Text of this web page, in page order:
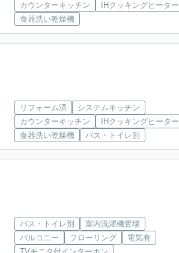
カウンターキッチン
IHクッキングヒーター
食器洗い乾燥機
リフォーム済
システムキッチン
カウンターキッチン
IHクッキングヒーター
食器洗い乾燥機
バス・トイレ別
バス・トイレ別
室内洗濯機置場
バルコニー
フローリング
電気有